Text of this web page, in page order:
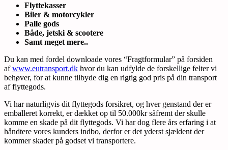
Flyttekasser
Biler & motorcykler
Palle gods
Både, jetski & scootere
Samt meget mere..
Du kan med fordel downloade vores “Fragtformular” på forsiden
afwww.eutransport.dk hvor du kan udfylde de forskellige felter vi
behøver, for at kunne tilbyde dig en rigtig god pris på din transport
af flyttegods.
Vi har naturligvis dit flyttegods forsikret, og hver genstand der er
emballeret korrekt, er dækket op til 50.000kr såfremt der skulle
komme en skade på dit flyttegods. Vi har dog flere års erfaring i at
håndtere vores kunders indbo, derfor er det yderst sjældent der
kommer skader på godset vi transportere.